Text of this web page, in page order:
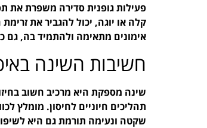
פעילות גופנית סדירה משפרת את
קלה או יוגה, יכול להגביר את
אימונים מתאימה ולהתמיד בה,
חשיבות השינה
שינה מספקת היא מרכיב חשוב
שקטה ונעימה תורמת גם היא